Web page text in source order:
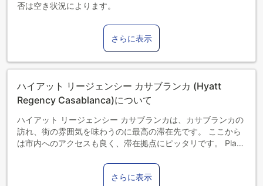
否は空き状況によります。
添い寝の場合は宿泊無料です。
13歳以上のゲストは大人とみなされます。
エキストラベッドの追加可否は、お部屋タイプにより異なり
ます。各部屋タイプ欄の記載をご確認ください。
す。
さらに表示
ハイアット リージェンシー カサブランカ (Hyatt
Regency Casablanca)について
ハイアット リージェンシー カサブランカは、カサブランカの
訪れ、街の雰囲気を味わうのに最高の滞在先です。 ここから
は市内へのアクセスも良く、滞在拠点にピッタリです。 Place
de l'aimanceなどの周辺観光スポットやアトラクションへのア
クセスも充実しています。さらに表示